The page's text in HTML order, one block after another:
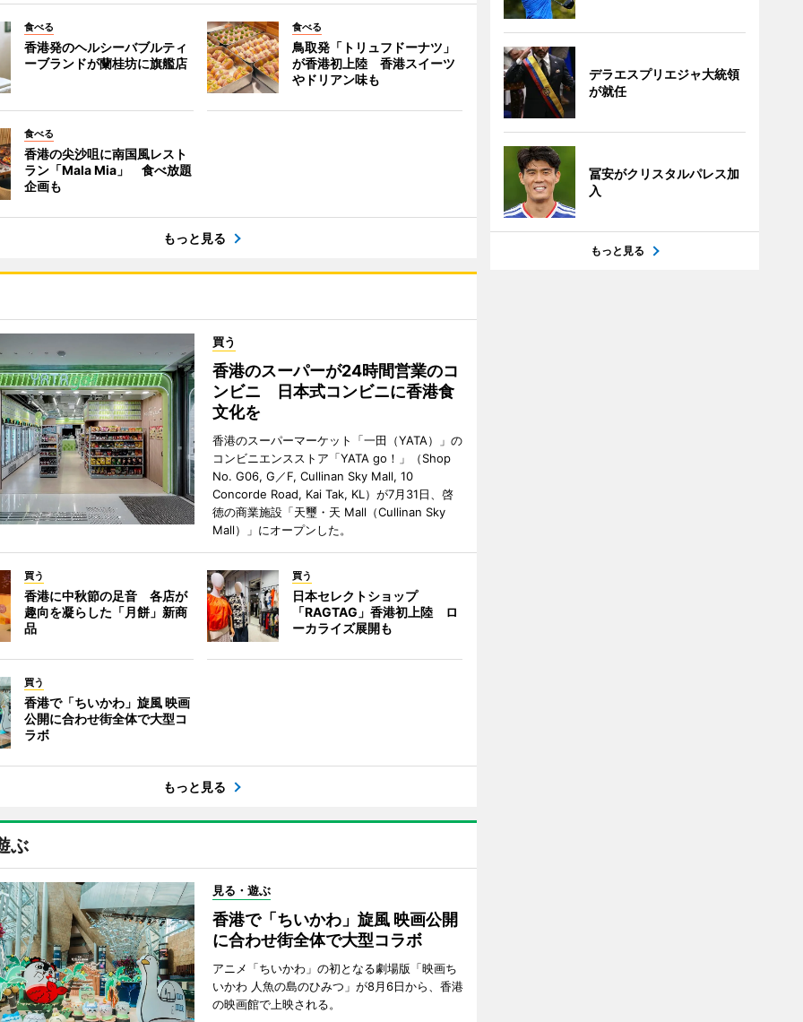
食べる
香港発のヘルシーバブルティ
ーブランドが蘭桂坊に旗艦店
食べる
鳥取発「トリュフドーナツ」
が香港初上陸 香港スイーツ
やドリアン味も
食べる
香港の尖沙咀に南国風レスト
ラン「Mala Mia」 食べ放題
企画も
もっと見る
買う
香港のスーパーが24時間営業のコ
ンビニ 日本式コンビニに香港食
文化を
香港のスーパーマーケット「一田（YATA）」の
コンビニエンスストア「YATA go！」（Shop
No. G06, G／F, Cullinan Sky Mall, 10
Concorde Road, Kai Tak, KL）が7月31日、啓
徳の商業施設「天璽・天 Mall（Cullinan Sky
Mall）」にオープンした。
買う
香港に中秋節の足音 各店が
趣向を凝らした「月餅」新商
品
買う
日本セレクトショップ
「RAGTAG」香港初上陸 ロ
ーカライズ展開も
買う
香港で「ちいかわ」旋風 映画
公開に合わせ街全体で大型コ
ラボ
もっと見る
ぶ
見る・遊ぶ
香港で「ちいかわ」旋風 映画公開
に合わせ街全体で大型コラボ
アニメ「ちいかわ」の初となる劇場版「映画ち
いかわ 人魚の島のひみつ」が8月6日から、香港
の映画館で上映される。
デラエスプリエジャ大統領
が就任
冨安がクリスタルパレス加
入
もっと見る